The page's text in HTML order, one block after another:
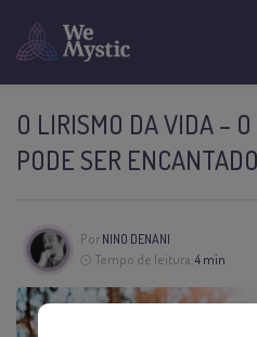
O LIRISMO DA VIDA –
PODE SER
Por NINO DENANI
Tempo de leitura:4 min